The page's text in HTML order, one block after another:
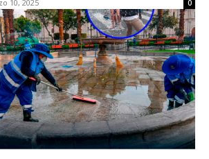
10, 2025 0